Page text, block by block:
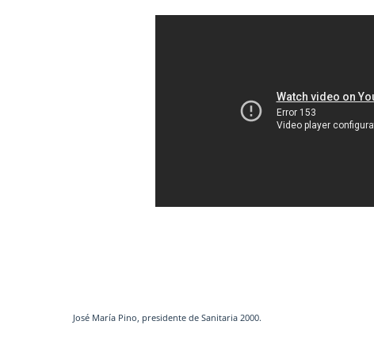
José María Pino, presidente de Sanitaria 2000.